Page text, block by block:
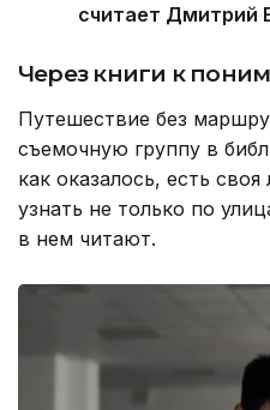
считает Дмитрий
Через книги к
Путешествие без
съемочную группу в
как оказалось, есть
узнать не только по
в нем читают.